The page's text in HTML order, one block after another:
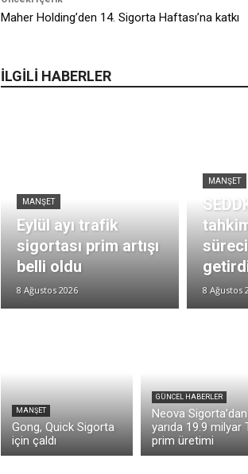
Maher Holding’den 14. Sigorta Haftası’na katkı
İLGİLİ HABERLER
MANŞET
Eylül ayı trafik
sigortası prim artışı
belli oldu
8 Ağustos 2026
MANŞET
8 Ağustos
MANŞET
Gong, Quick Sigorta
için çaldı
GÜNCEL HABERLER
Neova
yarıda 19.9 milyar
prim üretimi